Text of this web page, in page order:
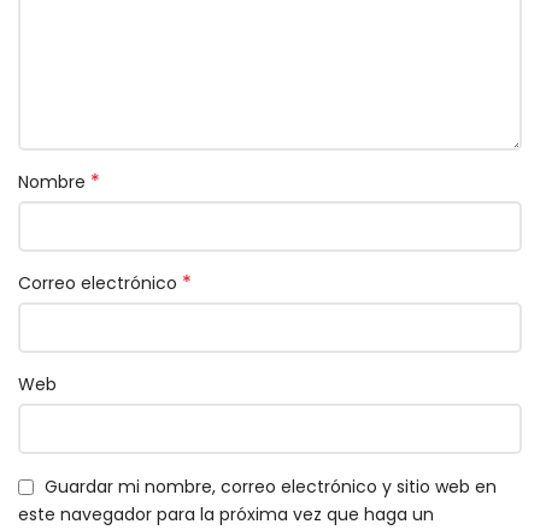
Nombre *
Correo electrónico *
Web
Guardar mi nombre, correo electrónico y sitio web en
este navegador para la próxima vez que haga un